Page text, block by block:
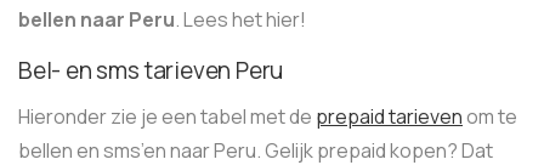
bellen naar Peru. Lees het hier!
Bel- en sms tarieven Peru
Hieronder zie je een tabel met de prepaid tarievenom te
bellen en sms’en naar Peru. Gelijk prepaid kopen? Dat